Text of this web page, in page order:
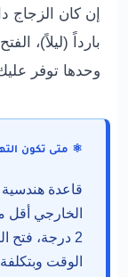
إن كان الزجاج
بارداً (ليلاً)،
وحدها توفر
⚛️ متى تكون
قاعدة هندسية
الخارجي أقل
2 درجة، فتح
الوقت